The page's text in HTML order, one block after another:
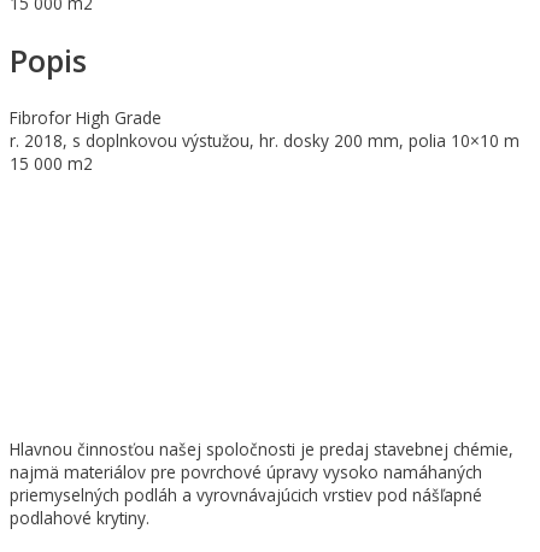
Popis
Fibrofor High Grade
r. 2018, s doplnkovou výstužou, hr. dosky 200 mm, polia 10×10 m
15 000 m2
Hlavnou činnosťou našej spoločnosti je predaj stavebnej chémie,
najmä materiálov pre povrchové úpravy vysoko namáhaných
priemyselných podláh a vyrovnávajúcich vrstiev pod nášľapné
podlahové krytiny.